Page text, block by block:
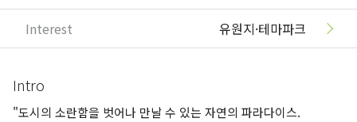
Interest 유원지·테마파크
Intro
"도시의 소란함을 벗어나 만날 수 있는 자연의 파라다이스.